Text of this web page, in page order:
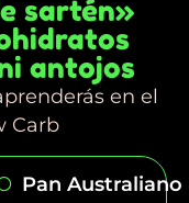
sartén»
antojos
en el
Carb
Pan Australiano